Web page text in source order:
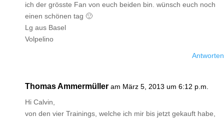
ich der grösste Fan von euch beiden bin. wünsch euch noch
einen schönen tag 🙂
Lg aus Basel
Volpelino
Antworten
Thomas Ammermüller am März 5, 2013 um 6:12 p.m.
Hi Calvin,
von den vier Trainings, welche ich mir bis jetzt gekauft habe,